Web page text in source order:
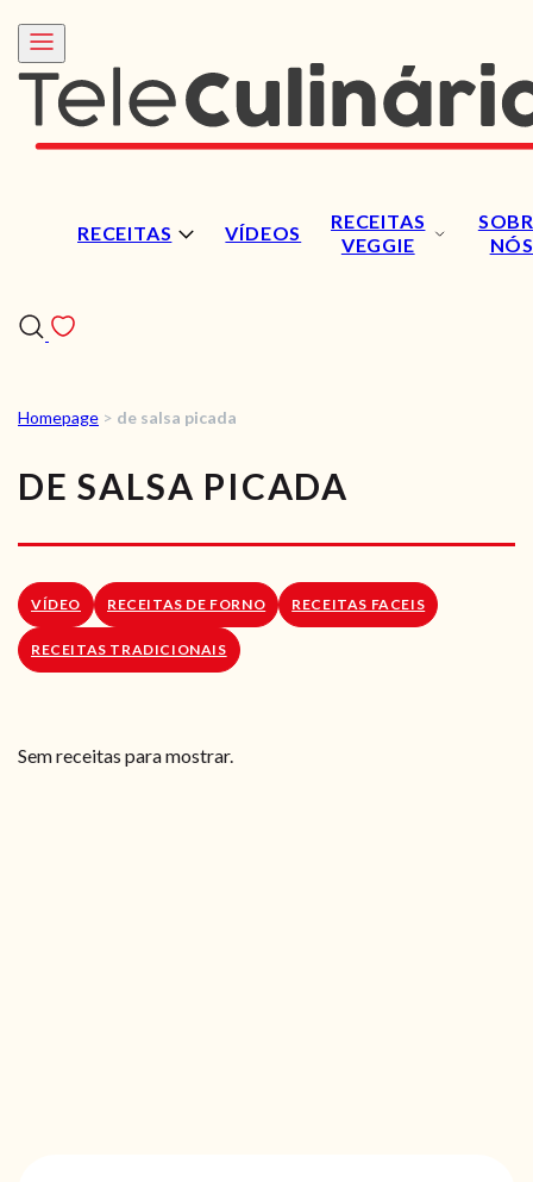
RECEITAS VÍDEOS
RECEITAS
VEGGIE
NÓS
VÍDEOS
RECEITAS VEGGIE
SOBRE NÓS
LOJA ONLINE
Homepage > de salsa picada
DE SALSA PICADA
VÍDEO RECEITAS DE FORNO RECEITAS FACEIS
RECEITAS TRADICIONAIS
Sem receitas para mostrar.